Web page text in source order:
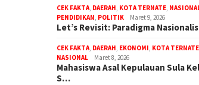
CEK FAKTA, DAERAH, KOTA TERNATE,
PENDIDIKAN, POLITIK Maret 9, 2026
Let’s Revisit: Paradigma
CEK FAKTA, DAERAH, EKONOMI, KOTA TERNATE
NASIONAL
Maret 8, 2026
Mahasiswa Asal Kepulauan Sula
S…